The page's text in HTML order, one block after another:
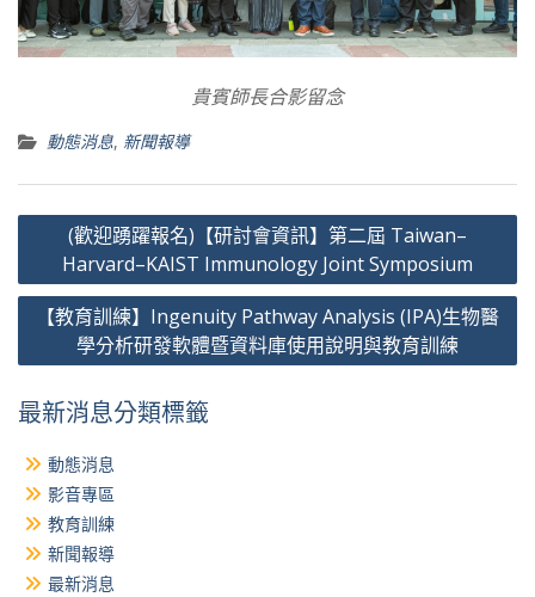
貴賓師長合影留念
動態消息, 新聞報導
文
導
(歡迎踴躍報名)【研討會資訊】第二屆 Taiwan–
Harvard–KAIST Immunology Joint Symposium
【教育訓練】Ingenuity Pathway Analysis (IPA)生物醫
學分析研發軟體暨資料庫使用說明與教育訓練
最新消息分類標籤
動態消息
影音專區
教育訓練
新聞報導
最新消息